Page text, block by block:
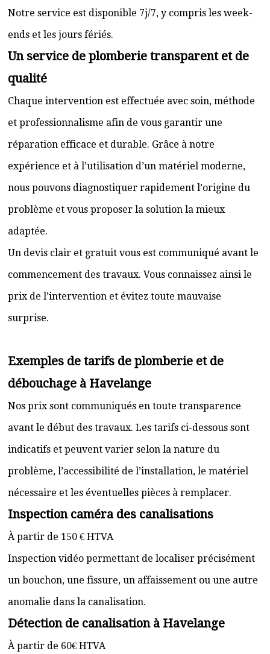
Notre service est disponible 7j/7, y compris les week-
ends et les jours fériés.
Un service de plomberie transparent et de
qualité
Chaque intervention est effectuée avec soin, méthode
et professionnalisme afin de vous garantir une
réparation efficace et durable. Grâce à notre
expérience et à l’utilisation d’un matériel moderne,
nous pouvons diagnostiquer rapidement l’origine du
problème et vous proposer la solution la mieux
adaptée.
Un devis clair et gratuit vous est communiqué avant le
commencement des travaux. Vous connaissez ainsi le
prix de l’intervention et évitez toute mauvaise
surprise.
Exemples de tarifs de plomberie et de
débouchage à Havelange
Nos prix sont communiqués en toute transparence
avant le début des travaux. Les tarifs ci-dessous sont
indicatifs et peuvent varier selon la nature du
problème, l’accessibilité de l’installation, le matériel
nécessaire et les éventuelles pièces à remplacer.
Inspection caméra des canalisations
À partir de 150 € HTVA
Inspection vidéo permettant de localiser précisément
un bouchon, une fissure, un affaissement ou une autre
anomalie dans la canalisation.
Détection de canalisation à Havelange
À partir de 60€ HTVA